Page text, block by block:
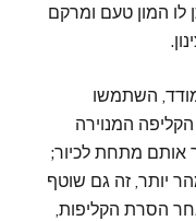
לו המון טעם ומרקם
השתמשו
המנוירה
אותם מתחת לכיור;
יותר, זה גם שוטף
הסרת הקליפות,